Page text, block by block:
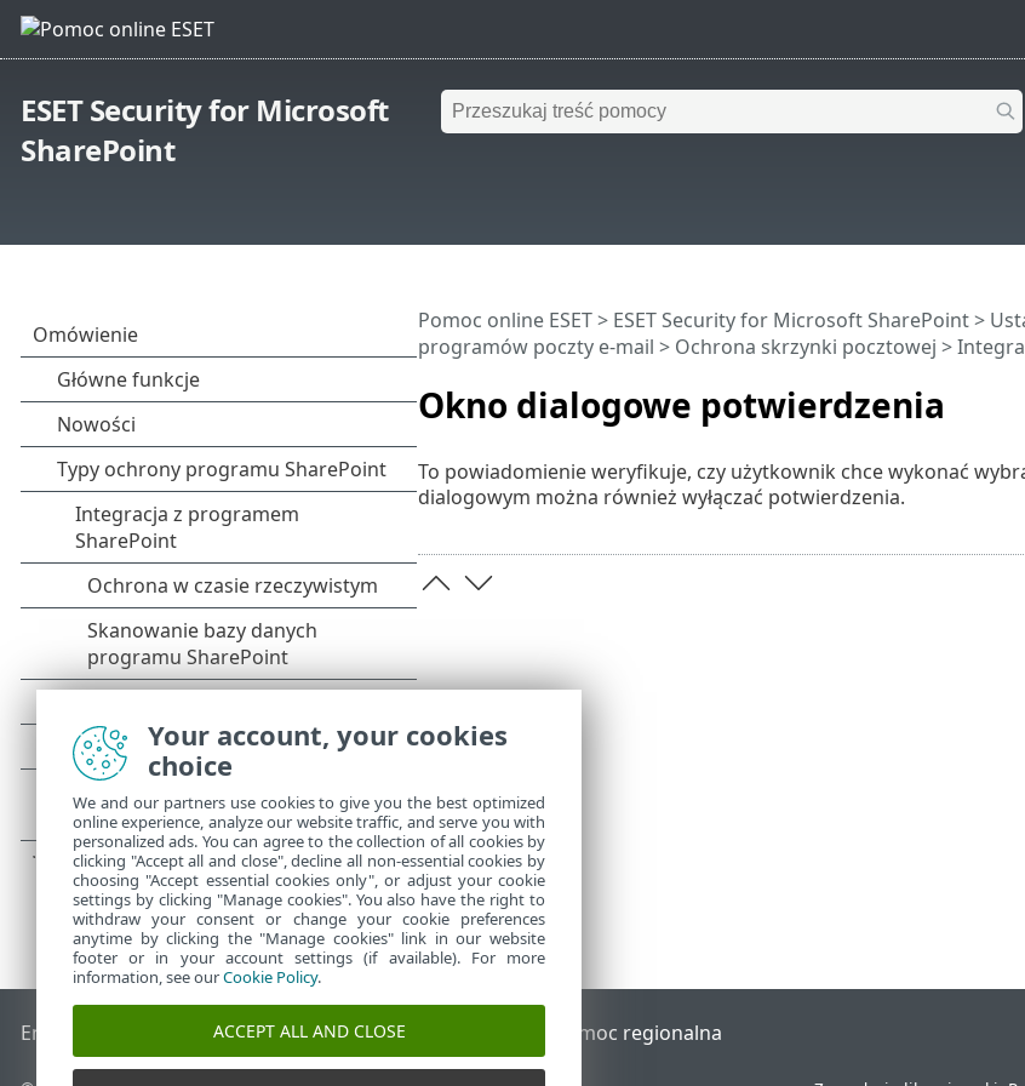
ESET Security for Microsoft
SharePoint
Okno dialogowe potwierdzenia
Pomoc online ESET> ESET Security for Microsoft SharePoint>
programów poczty e-mail > Ochrona skrzynki pocztowej >
To powiadomienie weryfikuje, czy użytkownik chce wykonać
dialogowym można również wyłączać potwierdzenia.
End of Life Baza wiedzy ESETForum ESETESET Status Portal Pomoc regionalna
Your account, your cookies
choice
We and our partners use cookies to give you the best optimized
online experience, analyze our website traffic, and serve you with
personalized ads. You can agree to the collection of all cookies by
clicking "Accept all and close", decline all non-essential cookies by
choosing "Accept essential cookies only", or adjust your cookie
settings by clicking "Manage cookies". You also have the right to
withdraw your consent or change your cookie preferences
anytime by clicking the "Manage cookies" link in our website
footer or in your account settings (if available). For more
information, see ourCookie Policy.
ACCEPT ALL AND CLOSE